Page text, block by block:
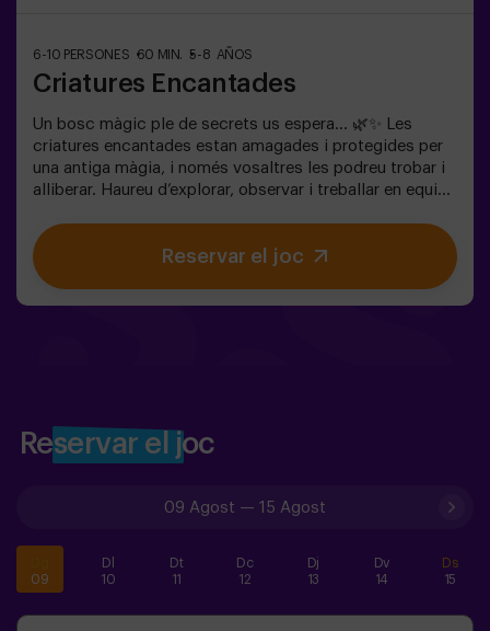
6-10 PERSONES 60 MIN. 5-8 AÑOS
Criatures Encantades
Un bosc màgic ple de secrets us espera… 🌿✨ Les
criatures encantades estan amagades i protegides per
una antiga màgia, i només vosaltres les podreu trobar i
alliberar. Haureu d’explorar, observar i treballar en equip
que les mantenen atrapades. Cada criatura és única i us
posarà a prova d’una manera diferent. Aquí no es tracta
de competir, sinó d’ajudar, descobrir i viure una aventura
Reservar el joc
Reservar el joc
09 Agost — 15 Agost
09
Dl
10
Dt
11
Dc
12
Dj
13
Dv
14
Ds
15